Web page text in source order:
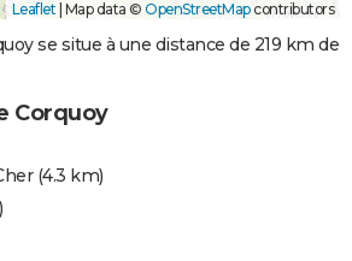
Leaflet Map data © OpenStreetMapcontributors
se situe à une distance de 219 km de
Corquoy
(4.3 km)